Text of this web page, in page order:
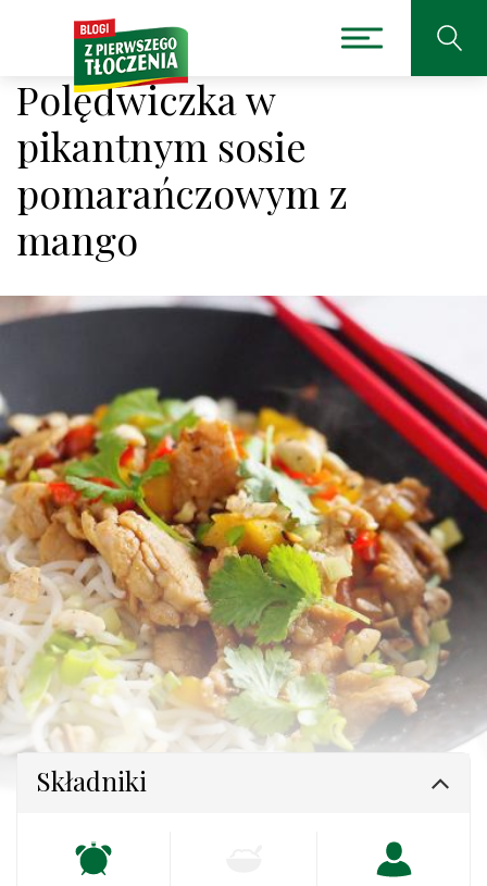
Polędwiczka w
pikantnym sosie
pomarańczowym z
mango
Składniki